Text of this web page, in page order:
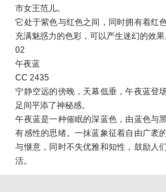
市女王范儿。
它处于紫色与红色之间，同时拥有着红
充满魅惑力的色彩，可以产生迷幻的效果
02
午夜蓝
CC 2435
宁静空远的傍晚，天幕低垂，午夜蓝登
足间平添了神秘感。
午夜蓝是一种催眠的深蓝色，由蓝色与
有感性的思绪。一抹蓝象征着自由广袤
与惬意，同时不失优雅和知性，鼓励人
活。